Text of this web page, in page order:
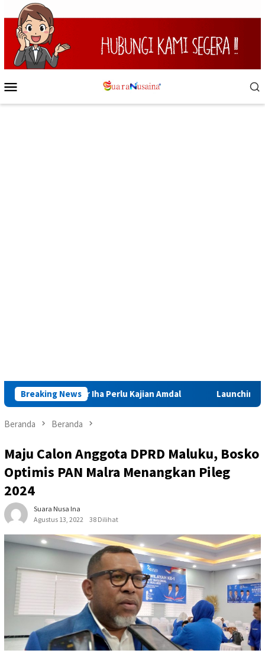
Loncat
ke
konten
Mobile
Breaking News
Sinabar Iha Perlu Kajian Amdal Launching Muktamar
Beranda Beranda
Maju Calon Anggota DPRD Maluku, Bosko
Optimis PAN Malra Menangkan Pileg
2024
Suara Nusa Ina
Agustus 13, 2022
38 Dilihat